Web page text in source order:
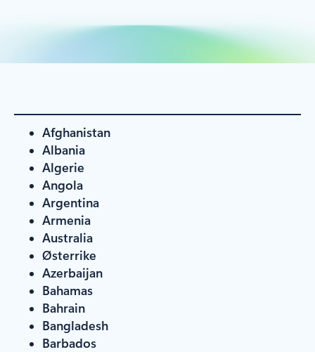
Afghanistan
Albania
Algerie
Angola
Argentina
Armenia
Australia
Østerrike
Azerbaijan
Bahamas
Bahrain
Bangladesh
Barbados